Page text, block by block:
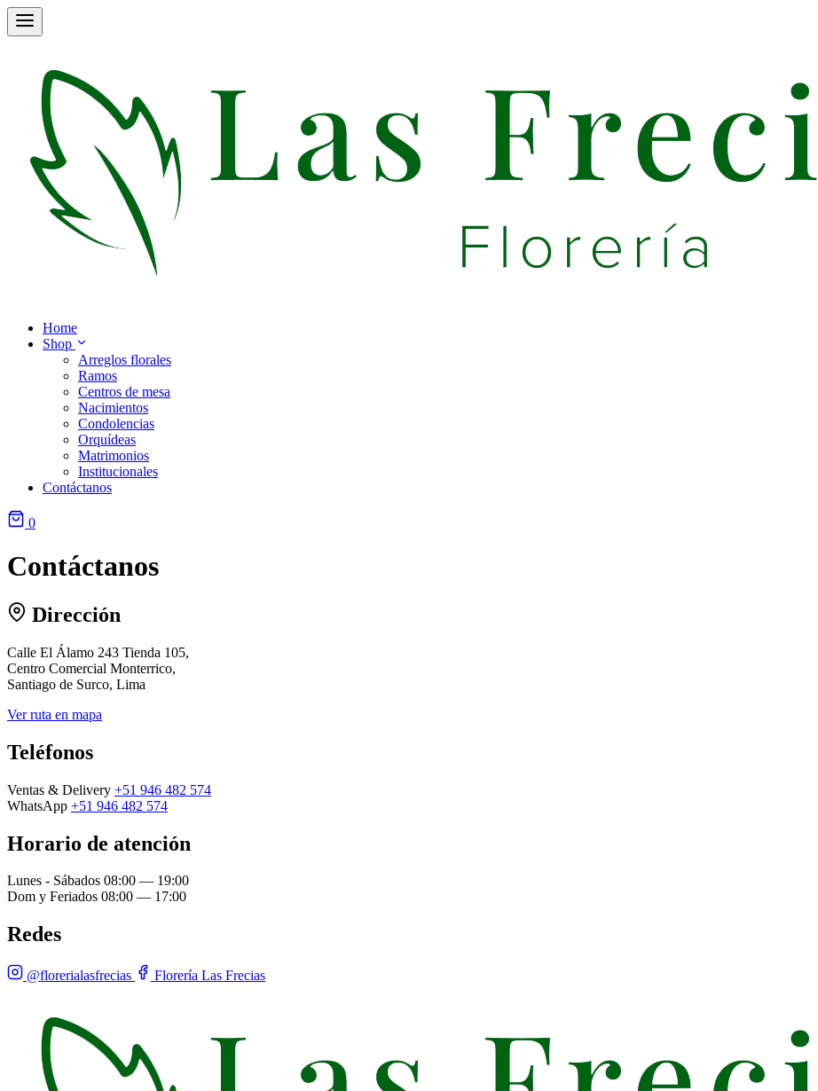
Home
Shop
Arreglos florales
Ramos
Centros de mesa
Nacimientos
Condolencias
Orquídeas
Matrimonios
Institucionales
Contáctanos
0
Contáctanos
Dirección
Calle El Álamo 243 Tienda 105,
Centro Comercial Monterrico,
Santiago de Surco, Lima
Ver ruta en mapa
Teléfonos
Ventas & Delivery +51 946 482 574
WhatsApp +51 946 482 574
Horario de atención
Lunes - Sábados 08:00 — 19:00
Dom y Feriados 08:00 — 17:00
Redes
@florerialasfrecias Florería Las Frecias